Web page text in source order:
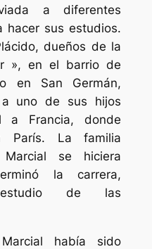
a diferentes
hacer sus estudios.
dueños de la
», en el barrio de
en San Germán,
uno de sus hijos
a Francia, donde
París. La familia
se hiciera
la carrera,
de las
había sido